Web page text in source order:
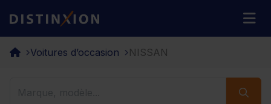
Distinxion
Voitures d’occasion NISSAN